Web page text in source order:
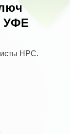
УФЕ
НРС.